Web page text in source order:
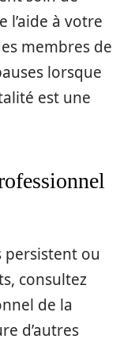
l’aide à votre
membres de
lorsque
est une
persistent ou
consultez
de la
d’autres